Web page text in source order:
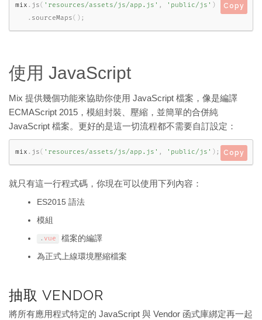
mix . js( 'resources/assets/js/app.js' , 'public/js' )
. sourceMaps( ) ;
Copy
使用 JavaScript
Mix 提供幾個功能來協助你使用 JavaScript 檔案，像是編譯
ECMAScript 2015，模組封裝、壓縮，並簡單的合併純
JavaScript 檔案。更好的是這一切流程都不需要自訂設定：
mix . js( 'resources/assets/js/app.js' , 'public/js' ) ; Copy
就只有這一行程式碼，你現在可以使用下列內容：
ES2015 語法
模組
. vue
檔案的編譯
為正式上線環境壓縮檔案
抽取 VENDOR
將所有應用程式特定的 JavaScript 與 Vendor 函式庫綁定再一起